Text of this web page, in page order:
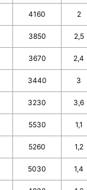
4160 2
3850 2,5
3670 2,4
3440 3
3230 3,6
5530 1,1
5260 1,2
5030 1,4